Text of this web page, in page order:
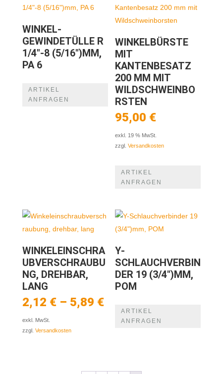
WINKEL-
GEWINDETÜLLE R
1/4″-8 (5/16″)MM,
PA 6
ARTIKEL
ANFRAGEN
WINKELBÜRSTE
MIT
KANTENBESATZ
200 MM MIT
WILDSCHWEINBO
RSTEN
95,00 €
exkl. 19 % MwSt.
zzgl.Versandkosten
ARTIKEL
ANFRAGEN
WINKELEINSCHRA
UBVERSCHRAUBU
NG, DREHBAR,
LANG
2,12 €– 5,89 €
exkl. MwSt.
zzgl. Versandkosten
Y-
SCHLAUCHVERBIN
DER 19 (3/4″)MM,
POM
ARTIKEL
ANFRAGEN